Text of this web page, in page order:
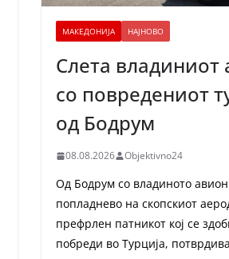
МАКЕДОНИЈА НАЈНОВО
Слета владиниот
со повредениот
од Бодрум
08.08.2026 Objektivno24
Од Бодрум со владиното
попладнево на скопскиот
префрлен патникот кој се
побреди во Турција,